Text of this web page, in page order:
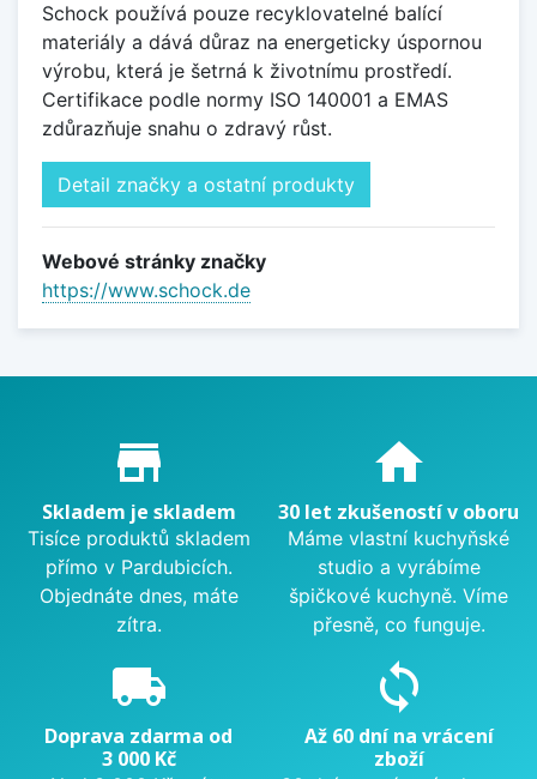
Schock používá pouze recyklovatelné balící
materiály a dává důraz na energeticky úspornou
výrobu, která je šetrná k životnímu prostředí.
Certifikace podle normy ISO 140001 a EMAS
zdůrazňuje snahu o zdravý růst.
Detail značky a ostatní produkty
Webové stránky značky
https://www.schock.de
Proč nakupovat u nás?
store_mall_directory
Skladem je skladem
Tisíce produktů skladem
přímo v Pardubicích.
Objednáte dnes, máte
zítra.
home
30 let zkušeností v oboru
Máme vlastní kuchyňské
studio a vyrábíme
špičkové kuchyně. Víme
přesně, co funguje.
local_shipping
Doprava zdarma od
3 000 Kč
sync
Až 60 dní na vrácení
zboží